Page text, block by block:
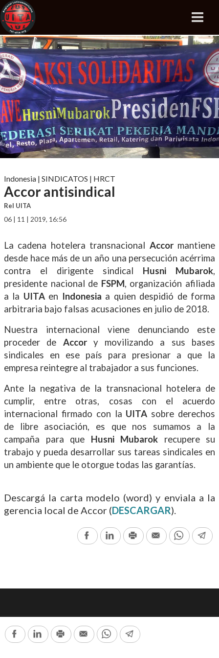
Indonesia | SINDICATOS | HRCT
Accor antisindical
Rel UITA
06 | 11 | 2019, 16:56
La cadena hotelera transnacional Accormantiene
desde hace más de un año una persecución acérrima
contra el dirigente sindical Husni Mubarok,
presidente nacional de FSPM, organización afiliada
a la UITAen Indonesia a quien despidió de forma
arbitraria bajo falsas acusaciones en julio de 2018.
Nuestra internacional viene denunciando este
proceder de Accory movilizando a sus bases
sindicales en ese país para presionar a que la
empresa reintegre al trabajador a sus funciones.
Ante la negativa de la transnacional hotelera de
cumplir, entre otras, cosas con el acuerdo
internacional firmado con la UITA sobre derechos
de libre asociación, es que nos sumamos a la
campaña para que Husni Mubarok recupere su
trabajo y pueda desarrollar sus tareas sindicales en
un ambiente que le otorgue todas las garantías.
Descargá la carta modelo (word) y enviala a la
gerencia local de Accor (DESCARGAR).
FacebookLinkedInPrint Email
Seguinos en nuestras redes:
FacebookLinkedInPrint Email WhatsAppTelegram